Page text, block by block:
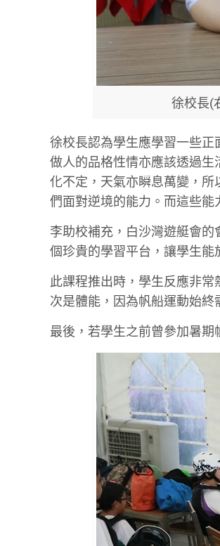
徐校長(
徐校長認為學生應學習一些
做人的品格性情亦應該透過
化不定，天氣亦瞬息萬變，
們面對逆境的能力。而這些能
李助校補充，白沙灣遊艇會
個珍貴的學習平台，讓學生能
此課程推出時，學生反應非
次是體能，因為帆船運動始終
最後，若學生之前曾參加暑期